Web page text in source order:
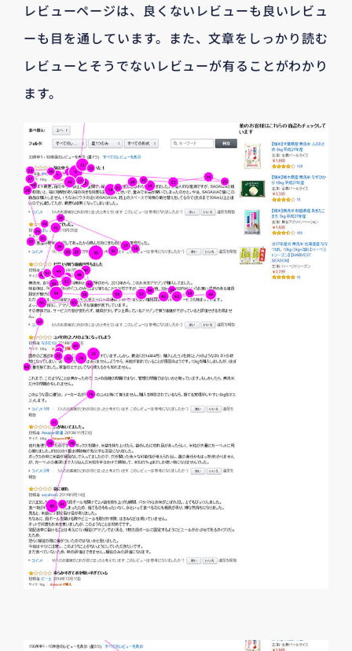
レビューページは、良くないレビューも良いレビュ
ーも目を通しています。また、文章をしっかり読む
レビューとそうでないレビューが有ることがわかり
ます。